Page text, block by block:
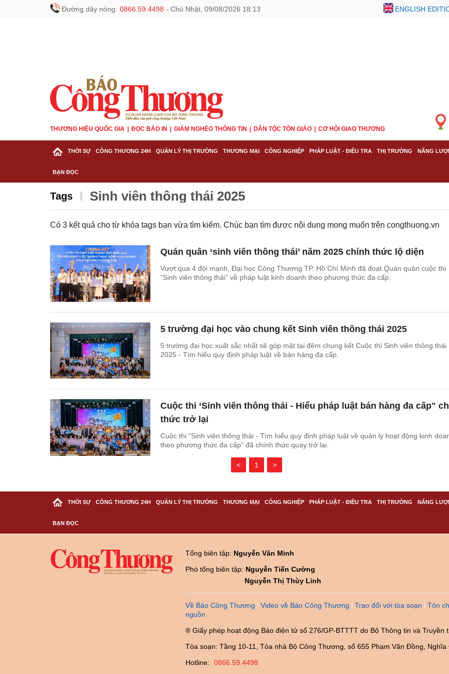
Đường dây nóng: 0866.59.4498 - Chủ Nhật, 09/08/2026 18:13 ENGLISH
THƯƠNG HIỆU QUỐC GIA ĐỌC BÁO IN GIẢM NGHÈO THÔNG TIN DÂN TỘC TÔN GIÁO CƠ HỘI GIAO THƯƠNG
THỜI SỰ CÔNG THƯƠNG 24H QUẢN LÝ THỊ TRƯỜNG THƯƠNG MẠI CÔNG NGHIỆP PHÁP LUẬT - ĐIỀU TRA THỊ TRƯỜNG NĂNG
BẠN ĐỌC
Tags Sinh viên thông thái 2025
Có 3 kết quả cho từ khóa tags bạn vừa tìm kiếm. Chúc bạn tìm được nội dung mong muốn trên congthuong.vn
Quán quân ‘sinh viên thông thái’ năm 2025 chính thức lộ diện
Vượt qua 4 đội mạnh, Đại học Công Thương TP. Hồ Chí Minh đã đoạt Quán quân cuộc thi
“Sinh viên thông thái” về pháp luật kinh doanh theo phương thức đa cấp.
5 trường đại học vào chung kết Sinh viên thông thái 2025
5 trường đại học xuất sắc nhất sẽ góp mặt tại đêm chung kết Cuộc thi Sinh viên thông thái
2025 - Tìm hiểu quy định pháp luật về bán hàng đa cấp.
Cuộc thi ‘Sinh viên thông thái - Hiểu pháp luật bán hàng đa cấp"
thức trở lại
Cuộc thi “Sinh viên thông thái - Tìm hiểu quy định pháp luật về quản lý hoạt động kinh
theo phương thức đa cấp” đã chính thức quay trở lại.
< 1 >
THỜI SỰ CÔNG THƯƠNG 24H QUẢN LÝ THỊ TRƯỜNG THƯƠNG MẠI CÔNG NGHIỆP PHÁP LUẬT - ĐIỀU TRA THỊ TRƯỜNG NĂNG
BẠN ĐỌC
Tổng biên tập: Nguyễn Văn Minh
Phó tổng biên tập: Nguyễn Tiến Cường
Nguyễn Thị Thùy Linh
Về Báo Công Thương Video về Báo Công Thương Trao đổi với tòa soạn Tôn
nguồn
® Giấy phép hoạt động Báo điện tử số 276/GP-BTTTT do Bộ Thông tin và Truyền
Tòa soạn: Tầng 10-11, Tòa nhà Bộ Công Thương, số 655 Phạm Văn Đồng, Nghĩa
Hotline:
0866.59.4498